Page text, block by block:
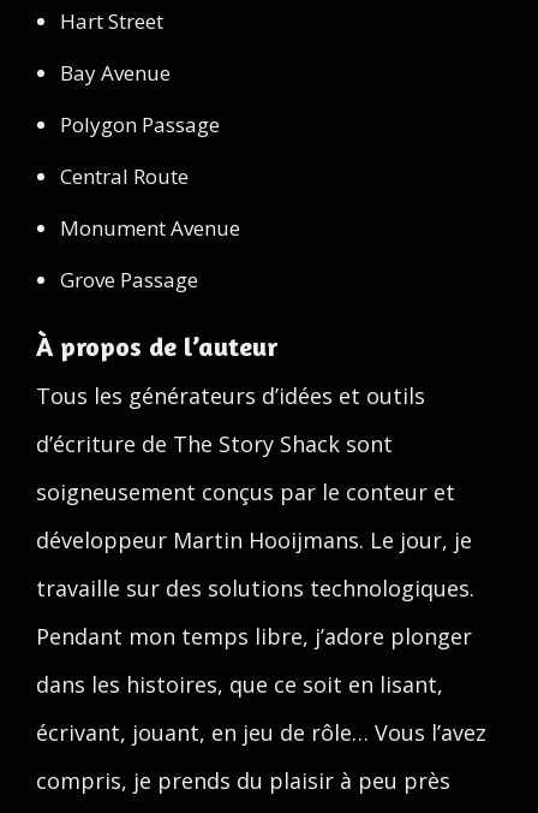
Hart Street
Bay Avenue
Polygon Passage
Central Route
Monument Avenue
Grove Passage
À propos de l’auteur
Tous les générateurs d’idées et outils
d’écriture de The Story Shack sont
soigneusement conçus par le conteur et
développeur Martin Hooijmans. Le jour, je
travaille sur des solutions technologiques.
Pendant mon temps libre, j’adore plonger
dans les histoires, que ce soit en lisant,
écrivant, jouant, en jeu de rôle… Vous l’avez
compris, je prends du plaisir à peu près